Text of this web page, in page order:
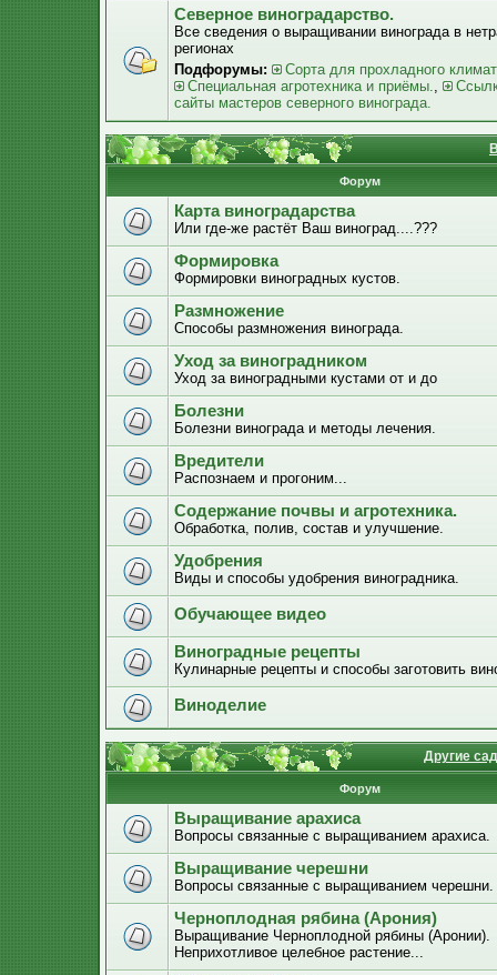
Северное виноградарство.
Все сведения о выращивании винограда в
регионах
Подфорумы:
Сорта для прохладного
Специальная агротехника и приёмы.,
сайты мастеров северного винограда.
Форум
Карта виноградарства
Или где-же растёт Ваш виноград....???
Формировка
Формировки виноградных кустов.
Размножение
Способы размножения винограда.
Уход за виноградником
Уход за виноградными кустами от и до
Болезни
Болезни винограда и методы лечения.
Вредители
Распознаем и прогоним...
Содержание почвы и агротехника.
Обработка, полив, состав и улучшение.
Удобрения
Виды и способы удобрения виноградника.
Обучающее видео
Виноградные рецепты
Кулинарные рецепты и способы заготовить
Виноделие
Другие
Форум
Выращивание арахиса
Вопросы связанные с выращиванием арахиса.
Выращивание черешни
Вопросы связанные с выращиванием черешни.
Черноплодная рябина (Арония)
Выращивание Черноплодной рябины (Аронии).
Неприхотливое целебное растение...